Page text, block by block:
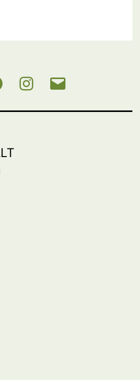
NABU Instagram